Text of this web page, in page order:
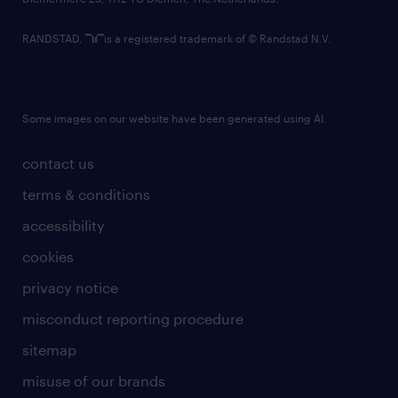
contact us
terms & conditions
accessibility
cookies
privacy notice
misconduct reporting procedure
sitemap
misuse of our brands
RANDSTAD, is a registered trademark of © Randstad N.V.
Some images on our website have been generated using AI.